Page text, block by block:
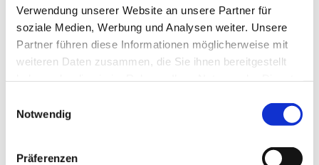
Verwendung unserer Website an unsere Partner für
soziale Medien, Werbung und Analysen weiter. Unsere
Partner führen diese Informationen möglicherweise mit
weiteren Daten zusammen, die Sie ihnen bereitgestellt
Notwendig
Präferenzen
Rückfragen gerne an das Gemeindebüro: 48 06 01